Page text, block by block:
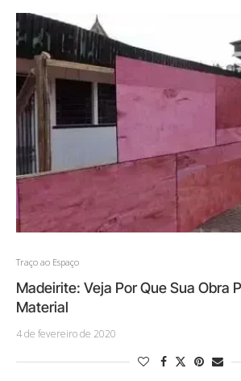
Traço ao Espaço
Madeirite: Veja Por Que Sua Obra
Material
4 de fevereiro de 2020